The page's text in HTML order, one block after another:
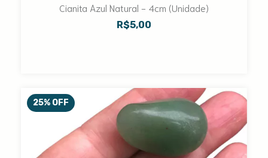
Cianita Azul Natural - 4cm (Unidade)
R$5,00
25% OFF